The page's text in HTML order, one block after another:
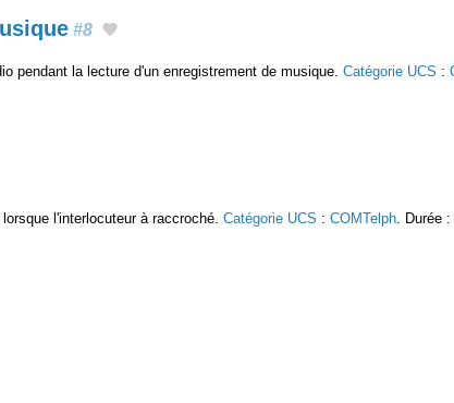
#8
pendant la lecture d'un enregistrement de musique. Catégorie UCS :
l'interlocuteur à raccroché. Catégorie UCS : COMTelph . Durée